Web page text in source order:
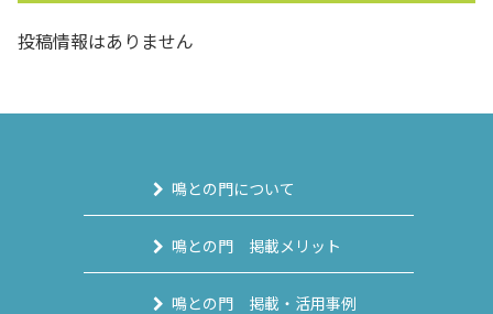
投稿情報はありません
鳴との門について
鳴との門 掲載メリット
鳴との門 掲載・活用事例